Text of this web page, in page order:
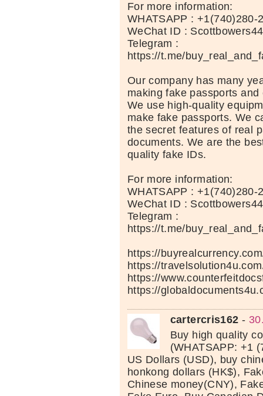
For more information:
WHATSAPP : +1(740)280-
WeChat ID : Scottbowers44
Telegram :
https://t.me/
Our company has many
making fake passports
We use high-quality
make fake passports. We
the secret features of real
documents. We are the
quality fake IDs.
For more information:
WHATSAPP : +1(740)280-
WeChat ID : Scottbowers44
Telegram :
https://t.me/
https://
https://
https://
https://
cartercris162 -
Buy high quality
(WHATSAPP: +1
US Dollars (USD), buy
honkong dollars (HK$),
Chinese money(CNY),